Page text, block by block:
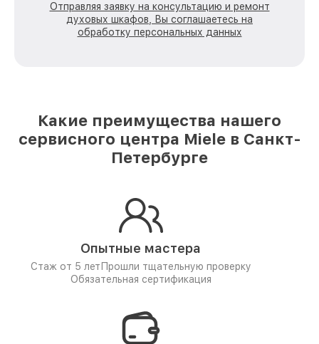
Отправляя заявку на консультацию и ремонт
духовых шкафов, Вы соглашаетесь на
обработку персональных данных
Какие преимущества нашего
сервисного центра Miele в Санкт-
Петербурге
Опытные мастера
Стаж от 5 лет Прошли тщательную проверку
Обязательная сертификация